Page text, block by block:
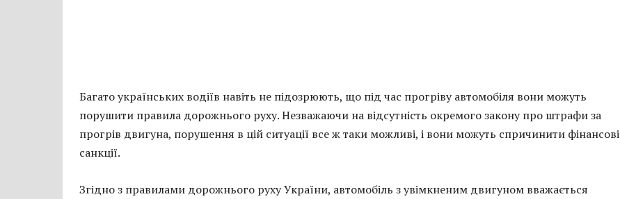
Багато українських водіїв навіть не підозрюють, що під час прогріву автомобіля вони можуть
порушити правила дорожнього руху. Незважаючи на відсутність окремого закону про штрафи за
прогрів двигуна, порушення в цій ситуації все ж таки можливі, і вони можуть спричинити фінансові
санкції.
Згідно з правилами дорожнього руху України, автомобіль з увімкненим двигуном вважається